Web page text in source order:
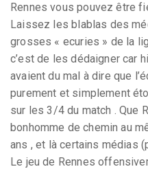
Rennes vous pouvez être
Laissez les blablas des
grosses « ecuries » de la
c’est de les dédaigner car
avaient du mal à dire que
purement et simplement
sur les 3/4 du match . Que
bonhomme de chemin au
ans , et là certains médias
Le jeu de Rennes